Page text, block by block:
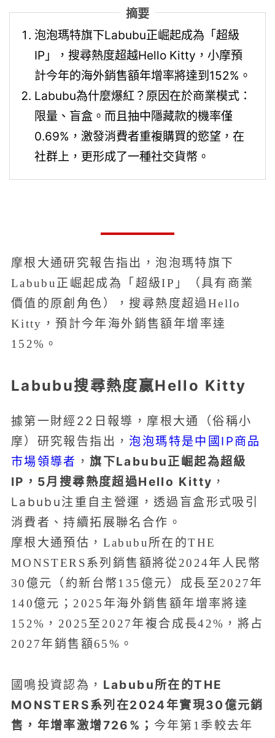
摘要
泡泡瑪特旗下Labubu正崛起成為「超級
IP」，搜尋熱度超越Hello Kitty，小摩預
計今年的海外銷售額年增率將達到152%。
Labubu為什麼爆紅？原因在於商業模式：
限量、盲盒。而且抽中隱藏款的機率僅
0.69%，激發消費者重複購買的慾望，在
社群上，更形成了一種社交貨幣。
摩根大通研究報告指出，泡泡瑪特旗下
Labubu正崛起成為「超級IP」（具有商業
價值的原創角色），搜尋熱度超過Hello
Kitty，預計今年海外銷售額年增率達
152%。
Labubu搜尋熱度贏Hello Kitty
據第一財經22日報導，摩根大通（俗稱小
摩）研究報告指出， 泡泡瑪特是中國IP商品
市場領導者 ，旗下Labubu正崛起為超級
IP，5月搜尋熱度超過Hello Kitty ，
Labubu注重自主營運，透過盲盒形式吸引
消費者、持續拓展聯名合作。
摩根大通預估，Labubu所在的THE
MONSTERS系列銷售額將從2024年人民幣
30億元（約新台幣135億元）成長至2027年
140億元；2025年海外銷售額年增率將達
152%，2025至2027年複合成長42%，將占
2027年銷售額65%。
國鳴投資認為， Labubu所在的THE
MONSTERS系列在2024年實現30億元銷
售，年增率激增726%； 今年第1季較去年